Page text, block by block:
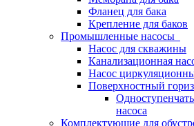
Фланец для бака
Крепление для баков
Промышленные насосы
Насос для скважины
Канализационная
Насос
Поверхностный
насоса
Комплектующие для